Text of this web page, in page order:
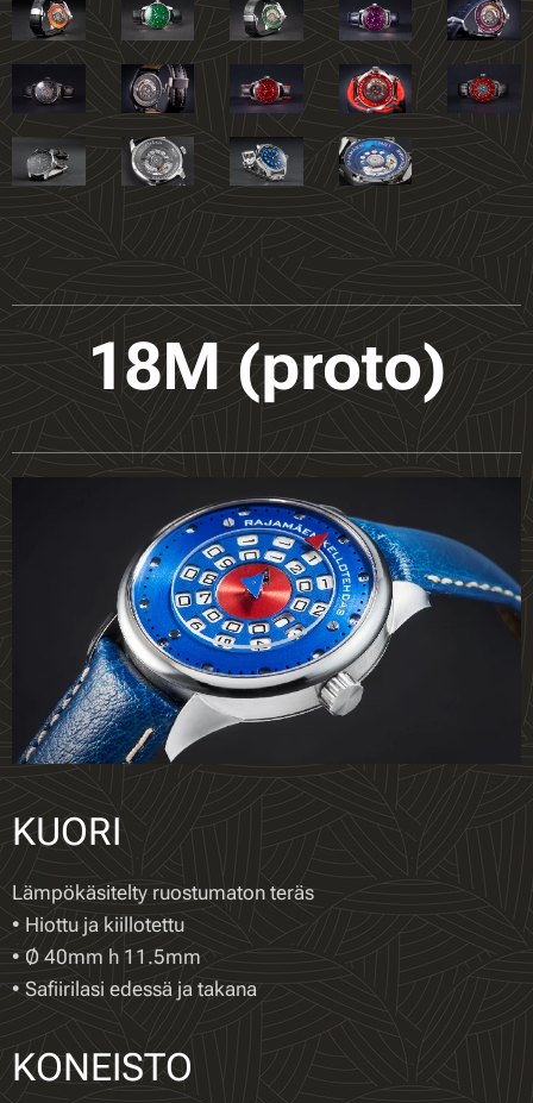
18M (proto)
KUORI
Lämpökäsitelty ruostumaton teräs
• Hiottu ja kiillotettu
• Ø 40mm h 11.5mm
• Safiirilasi edessä ja takana
KONEISTO